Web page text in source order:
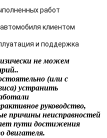
работ
клиентом
и поддержка
не можем
.
(или с
устранить
руководство,
причины неисправностей
пути достижения
двигателя.